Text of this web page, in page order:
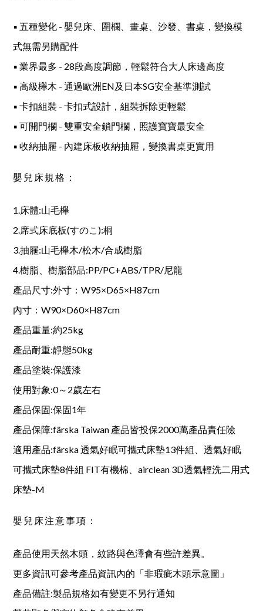
▪ 五種變化 - 嬰兒床、圍欄、畫桌、沙發、書桌，變換模
式無需另購配件
▪ 業界最多 - 28段高度調節，輕鬆符合大人床邊高度
▪ 高級櫸木 - 通過歐洲EN及日本SG安全基準測試
▪ 卡扣組裝 - 卡扣式設計，組裝拆除更輕鬆
▪ 可開門欄 - 雙重安全鎖門欄，照護寶寶最安全
▪ 收納抽屜 - 內建床板收納抽屜，變換書桌更實用
嬰兒床規格：
1.床體:山毛櫸
2.席式床底板(すのこ):桐
3.抽屜:山毛櫸木/松木/合成樹脂
4.樹脂、樹脂部品:PP/PC+ABS/TPR/尼龍
產品尺寸:外寸：W95×D65×H87cm
內寸：W90×D60×H87cm
產品重量:約25kg
產品耐重:靜態50kg
產品塗裝:保護漆
使用對象:0～2歲左右
產品保固:保固1年
產品保障:färska Taiwan 產品皆投保2000萬產品責任險
適用產品:färska 透氣好眠可攜式床墊13件組、透氣好眠
可攜式床墊8件組 FIT有機棉、airclean 3D透氣輕洗二用式
床墊-M
嬰兒床注意事項：
產品使用天然木頭，紋路與色澤會有些許差異。
更多資訊可參考產品資訊內的「非瑕疵木頭示意圖」
產品備註:製品規格如有變更不另行通知